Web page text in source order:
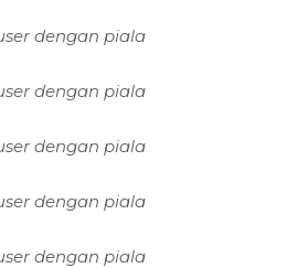
dengan piala
dengan piala
dengan piala
dengan piala
dengan piala